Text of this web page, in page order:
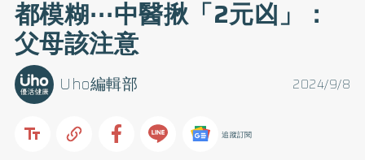
都模糊⋯中醫揪「2元凶」：
父母該注意
2024/9/8
Uho編輯部
追蹤訂閱